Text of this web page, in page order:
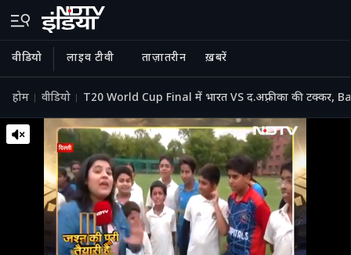
वीडियो लाइव टीवी ताज़ातरीन ख़बरें
होम वीडियो T20 World Cup Final में भारत VS द.अफ़्रीका की टक्कर,